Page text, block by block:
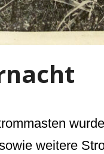
weitere